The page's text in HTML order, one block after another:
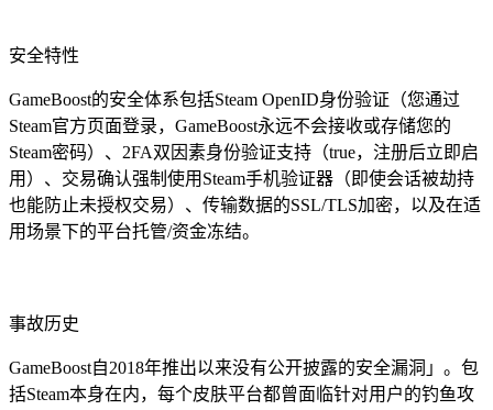
安全特性
GameBoost的安全体系包括Steam OpenID身份验证（您通过
Steam官方页面登录，GameBoost永远不会接收或存储您的
Steam密码）、2FA双因素身份验证支持（true，注册后立即启
用）、交易确认强制使用Steam手机验证器（即使会话被劫持
也能防止未授权交易）、传输数据的SSL/TLS加密，以及在适
用场景下的平台托管/资金冻结。
事故历史
GameBoost自2018年推出以来没有公开披露的安全漏洞」。包
括Steam本身在内，每个皮肤平台都曾面临针对用户的钓鱼攻